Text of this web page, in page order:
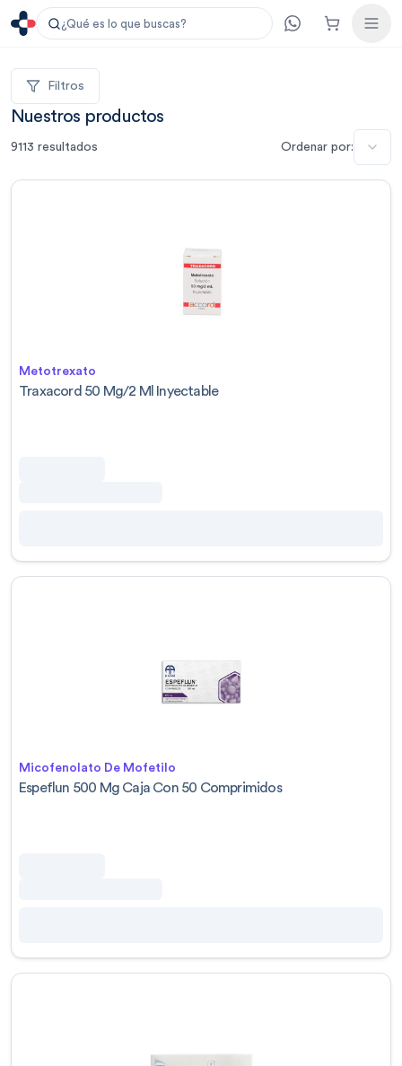
¿Qué es lo que buscas?
Filtros
Nuestros productos
9113 resultados Ordenar por:
Metotrexato
Traxacord 50 Mg/2 Ml Inyectable
Micofenolato De Mofetilo
Espeflun 500 Mg Caja Con 50 Comprimidos